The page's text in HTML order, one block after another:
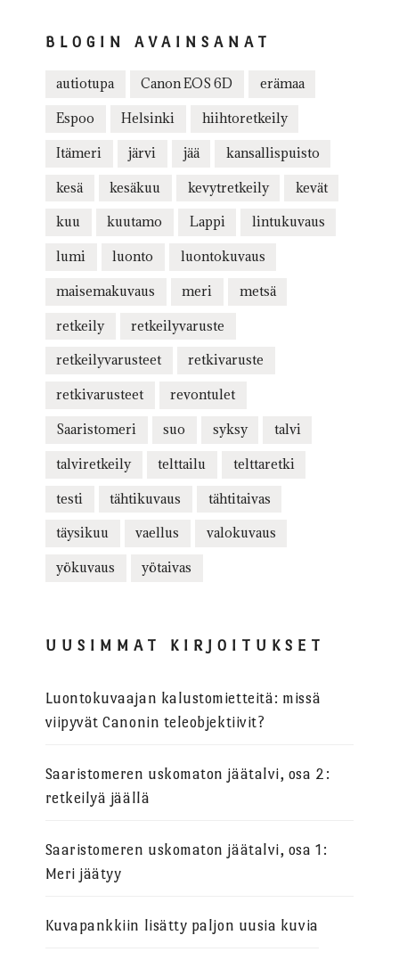
BLOGIN AVAINSANAT
autiotupa Canon EOS 6D erämaa
Espoo Helsinki hiihtoretkeily
Itämeri järvi jää kansallispuisto
kesä kesäkuu kevytretkeily kevät
kuu kuutamo Lappi lintukuvaus
lumi luonto luontokuvaus
maisemakuvaus meri metsä
retkeily retkeilyvaruste
retkeilyvarusteet retkivaruste
retkivarusteet revontulet
Saaristomeri suo syksy talvi
talviretkeily telttailu telttaretki
testi tähtikuvaus tähtitaivas
täysikuu vaellus valokuvaus
yökuvaus yötaivas
UUSIMMAT KIRJOITUKSET
Luontokuvaajan kalustomietteitä: missä
viipyvät Canonin teleobjektiivit?
Saaristomeren uskomaton jäätalvi, osa 2:
retkeilyä jäällä
Saaristomeren uskomaton jäätalvi, osa 1:
Meri jäätyy
Kuvapankkiin lisätty paljon uusia kuvia